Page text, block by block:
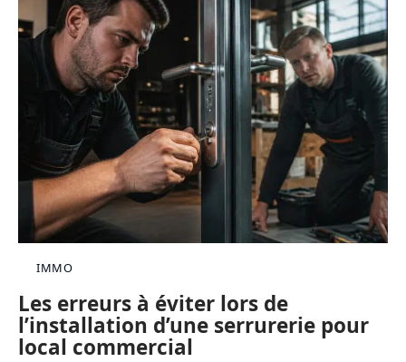
IMMO
Les erreurs à éviter lors de
l’installation d’une serrurerie pour
local commercial